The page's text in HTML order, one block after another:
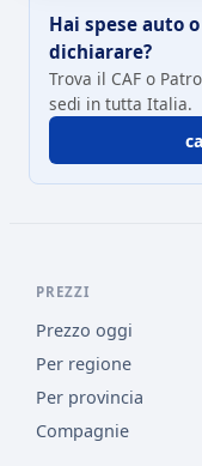
Hai spese auto
dichiarare?
Trova il CAF o
sedi in tutta Italia.
PREZZI
Prezzo oggi
Per regione
Per provincia
Compagnie